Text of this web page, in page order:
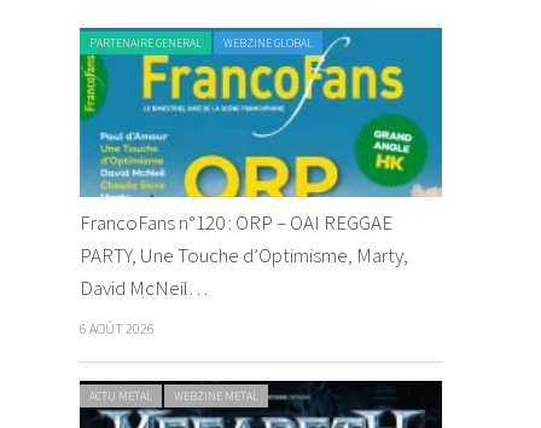
PARTENAIRE GENERAL WEBZINE GLOBAL
FrancoFans n°120 : ORP – OAI REGGAE
PARTY, Une Touche d’Optimisme, Marty,
David McNeil…
6 AOÛT 2026
ACTU METAL WEBZINE METAL